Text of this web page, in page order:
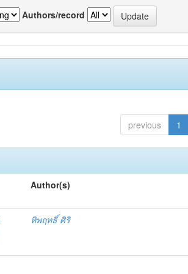
Authors/record
previous 1
Author(s)
ทิพฤทธิ์ ศิริ